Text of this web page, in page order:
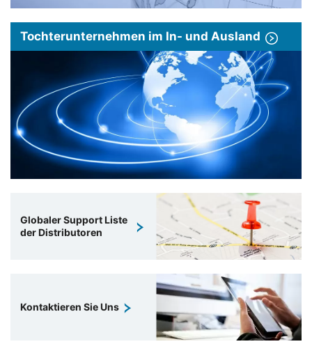
Tochterunternehmen im In- und Ausland
Globaler Support Liste
der Distributoren
Kontaktieren Sie Uns